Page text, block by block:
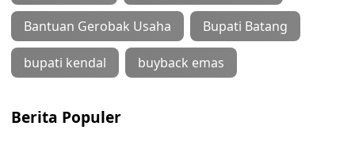
Bantuan Gerobak Usaha Bupati Batang
bupati kendal buyback emas
Berita Populer